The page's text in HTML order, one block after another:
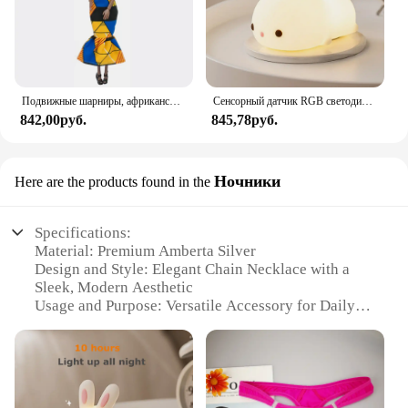
842,00руб.
Сенсорный датчик RGB светодиодный ночник с кроликом, 16 цветов, USB перезаряжаемая силиконовая лампа в виде кролика для детей, детские игрушки, подарок на фестиваль
845,78руб.
Here are the products found in the Ночники
Specifications:
Material: Premium Amberta Silver
Design and Style: Elegant Chain Necklace with a
Sleek, Modern Aesthetic
Usage and Purpose: Versatile Accessory for Daily
Type and Category: Fashion Jewelry, Necklaces
Performance and Property: Durable, Tarnish-
Resistant Finish
Parts and Accessories: Comes with a Secure Lobster